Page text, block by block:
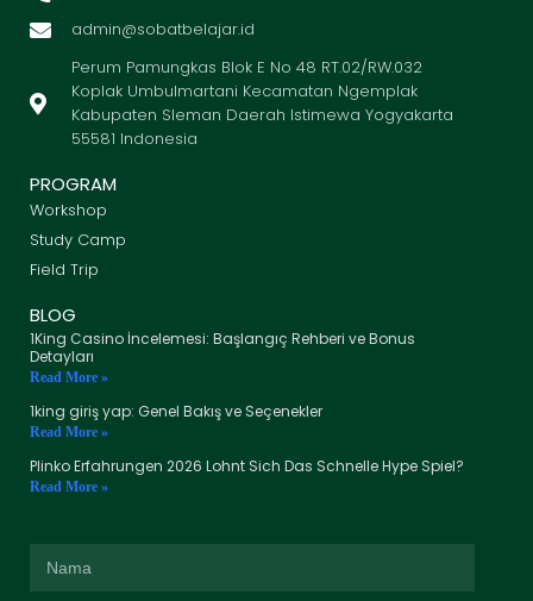
admin@sobatbelajar.id
Perum Pamungkas Blok E No 48 RT.02/RW.032
Koplak Umbulmartani Kecamatan Ngemplak
Kabupaten Sleman Daerah Istimewa Yogyakarta
55581 Indonesia
PROGRAM
Workshop
Study Camp
Field Trip
BLOG
1King Casino İncelemesi: Başlangıç Rehberi ve Bonus
Detayları
Read More »
1king giriş yap: Genel Bakış ve Seçenekler
Read More »
Plinko Erfahrungen 2026 Lohnt Sich Das Schnelle Hype Spiel?
Read More »